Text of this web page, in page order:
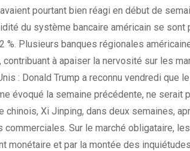
pourtant bien réagi en début de
du système bancaire américain se
%. Plusieurs banques régionales
à apaiser la nervosité sur les
: Donald Trump a reconnu vendredi
évoqué la semaine précédente, ne
chinois, Xi Jinping, dans deux semaines,
Sur le marché obligataire,
monétaire et par la montée des